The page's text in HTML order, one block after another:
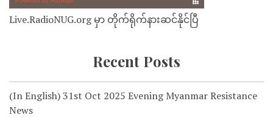
Live.RadioNUG.org မှာ တိုက်ရိုက်နားဆင်နိုင်ပြီ
Recent Posts
(In English) 31st Oct 2025 Evening Myanmar Resistance
News